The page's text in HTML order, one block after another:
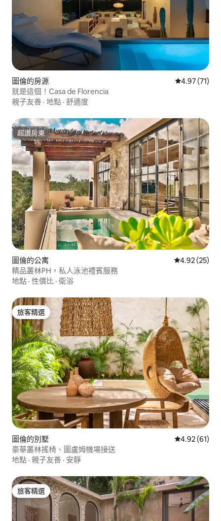
圖倫的房源 從 71 則評價
4.97 (71)
就是這個！Casa de Florencia
親子友善 · 地點 · 舒適度
超讚房東
超讚房東
圖倫的公寓 從 25 則評價
4.92 (25)
精品叢林PH，私人泳池禮賓服務
地點 · 性價比 · 衛浴
旅客精選
旅客精選
圖倫的別墅 從 61 則評價
4.92 (61)
豪華叢林搖椅、圖盧姆機場接送
地點 · 親子友善 · 安靜
旅客精選
旅客精選